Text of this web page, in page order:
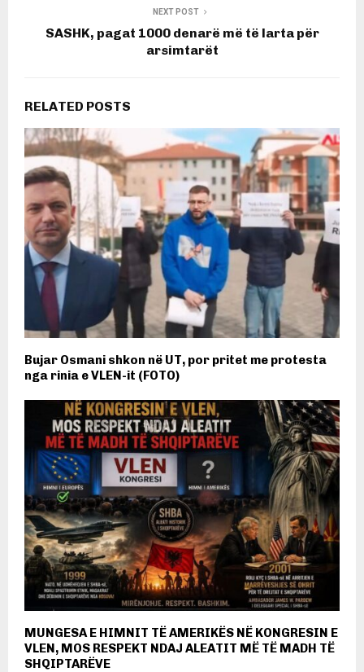
NEXT POST
SASHK, pagat 1000 denarë më të larta për
arsimtarët
RELATED POSTS
Bujar Osmani shkon në UT, por pritet me protesta
nga rinia e VLEN-it (FOTO)
MUNGESA E HIMNIT TË AMERIKËS NË KONGRESIN E
VLEN, MOS RESPEKT NDAJ ALEATIT MË TË MADH TË
SHQIPTARËVE